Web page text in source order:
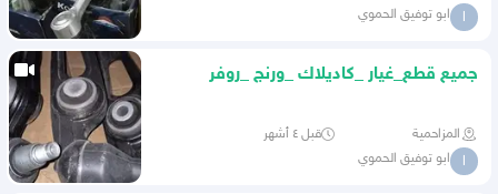
ا ابو توفيق الحموي
جميع قطع_غيار _كاديلاك _ورنج _روفر
المزاحمية قبل ٤ أشهر
ا ابو توفيق الحموي